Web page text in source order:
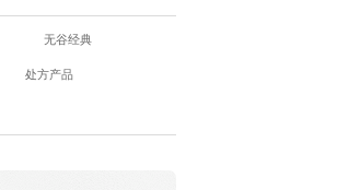
无谷经典
处方产品